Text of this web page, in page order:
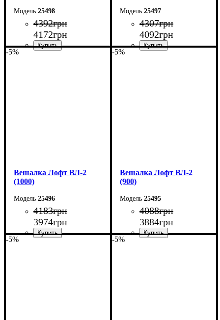
25498
4392грн
4172грн
25497
4307грн
4092грн
-5%
Вешалка Лофт ВЛ-2
(1000)
25496
4183грн
3974грн
-5%
Вешалка Лофт ВЛ-2
(900)
25495
4088грн
3884грн
-5% -5%